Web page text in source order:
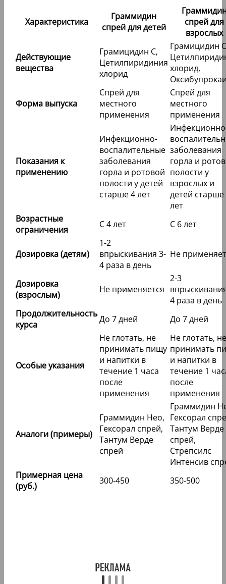
Характеристика
Граммидин
спрей для детей
спрей для
взрослых
Действующие
вещества
Грамицидин С,
Цетилпиридиния
хлорид
Грамицидин
хлорид,
Форма выпуска
Спрей для
местного
применения
Спрей для
местного
применения
Показания к
применению
Инфекционно-
воспалительные
заболевания
горла и ротовой
полости у детей
старше 4 лет
заболевания
горла и
полости у
взрослых и
детей старше
лет
Возрастные
ограничения
С 4 лет С 6 лет
Дозировка (детям)
1-2
впрыскивания 3-
4 раза в день
Не
Дозировка
(взрослым)
Не применяется
2-3
4 раза в день
Продолжительность
курса
До 7 дней До 7 дней
Особые указания
Не глотать, не
принимать пищу
и напитки в
течение 1 часа
после
применения
Не глотать, не
принимать
и напитки в
течение 1
после
применения
Аналоги (примеры)
Граммидин Нео,
Гексорал спрей,
Тантум Верде
спрей
Граммидин
Гексорал
Тантум Верде
спрей,
Стрепсилс
Интенсив
Примерная цена
(руб.)
300-450 350-500